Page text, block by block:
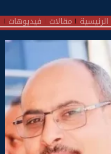
الرئيسية مقالات فيديوهات